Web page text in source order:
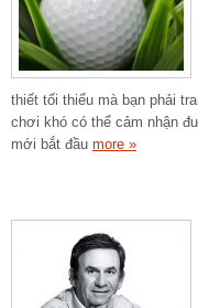
thiết tối thiểu mà bạn phải
chơi khó có thể cảm nhận
mới bắt đầu more »